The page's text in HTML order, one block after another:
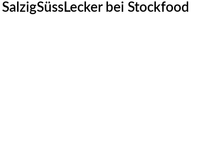
SalzigSüssLecker bei Stockfood